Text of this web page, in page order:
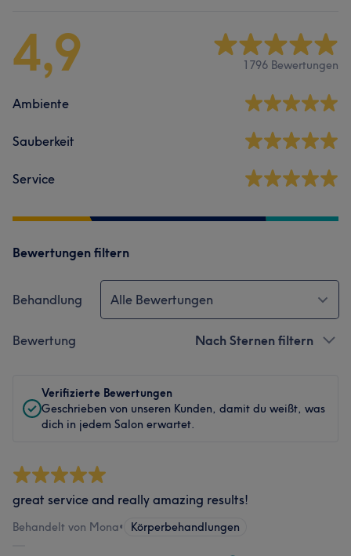
4,9 1796 Bewertungen
Ambiente
Sauberkeit
Service
Bewertungen filtern
Behandlung Alle Bewertungen
Bewertung Nach Sternen filtern
Verifizierte Bewertungen
Geschrieben von unseren Kunden, damit du weißt, was
dich in jedem Salon erwartet.
great service and really amazing results!
Behandelt von Mona• Körperbehandlungen